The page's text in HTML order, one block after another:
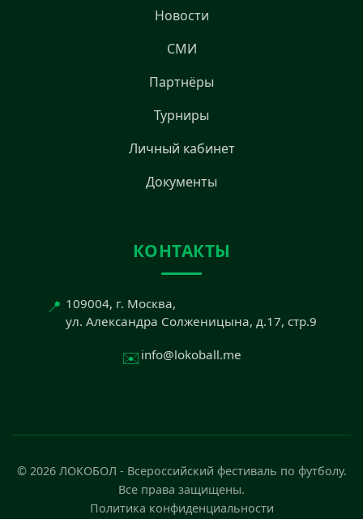
Новости
СМИ
Партнёры
Турниры
Личный кабинет
Документы
КОНТАКТЫ
📍 109004, г. Москва,
ул. Александра Солженицына, д.17, стр.9
✉️ info@lokoball.me
© 2026 ЛОКОБОЛ - Всероссийский фестиваль по футболу.
Все права защищены.
Политика конфиденциальности